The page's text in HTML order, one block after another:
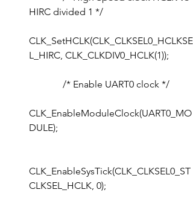
HIRC divided 1 */
CLK_SetHCLK(CLK_CLKSEL0_HCLKSE
L_HIRC, CLK_CLKDIV0_HCLK(1));
	    /* Enable UART0 clock */
CLK_EnableModuleClock(UART0_MO
DULE);
CLK_EnableSysTick(CLK_CLKSEL0_ST
CLKSEL_HCLK, 0);